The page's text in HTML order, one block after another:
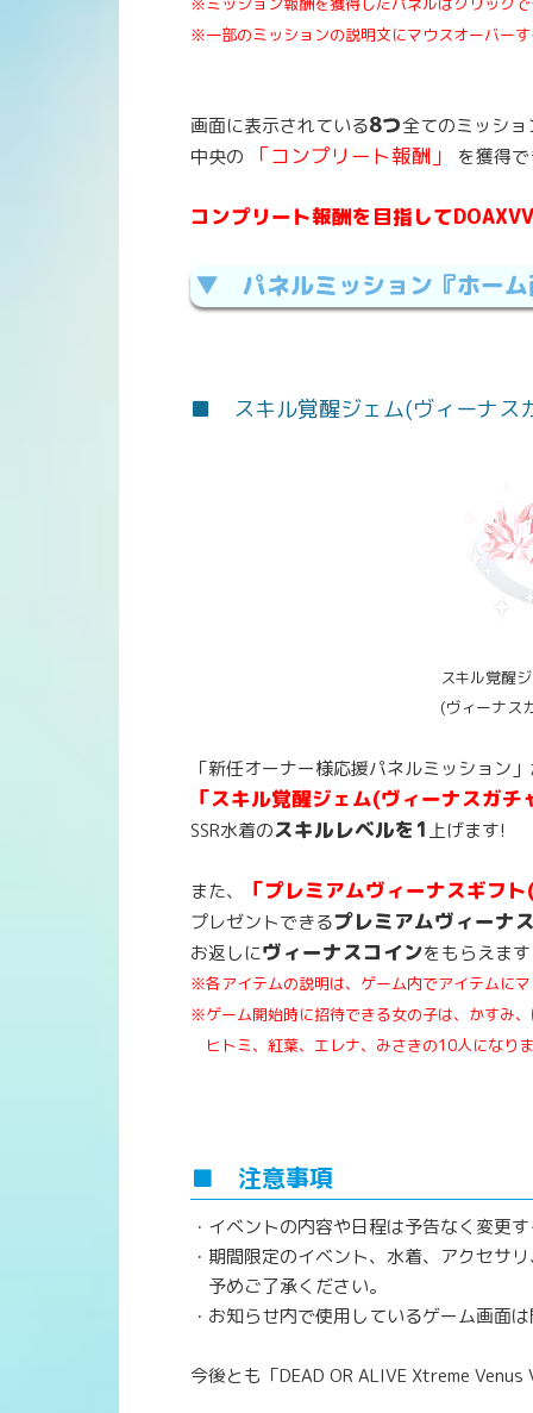
※一部のミッションの説明文にマウスオーバー
画面に表示されている8つ全てのミッシ
中央の
「コンプリート報酬」 を獲得
コンプリート報酬を目指して
▼ パネルミッション『ホーム
■ スキル覚醒ジェム(ヴィーナス
スキル覚醒
(ヴィーナス
「新任オーナー様応援パネルミッション
「スキル覚醒ジェム(ヴィーナスガチ
SSR水着のスキルレベルを1 上げます!
また、 「プレミアムヴィーナスギフ
プレゼントできるプレミアムヴィーナ
お返しにヴィーナスコインをもらえま
※各アイテムの説明は、ゲーム内でアイテムに
※ゲーム開始時に招待できる女の子は、かすみ
ヒトミ、紅葉、エレナ、みさきの10人になり
■ 注意事項
・イベントの内容や日程は予告なく変更
・期間限定のイベント、水着、アクセサ
予めご了承ください。
・お知らせ内で使用しているゲーム画面
今後とも「DEAD OR ALIVE Xtreme